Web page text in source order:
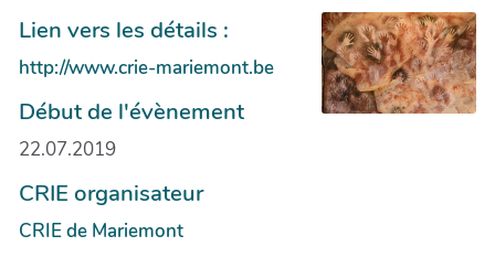
Lien vers les détails :
http://www.crie-mariemont.be
Début de l'évènement
22.07.2019
CRIE organisateur
CRIE de Mariemont